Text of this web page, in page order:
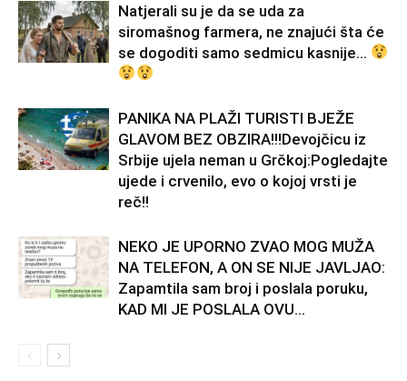
Natjerali su je da se uda za
siromašnog farmera, ne znajući šta će
se dogoditi samo sedmicu kasnije…
PANIKA NA PLAŽI TURISTI BJEŽE
GLAVOM BEZ OBZIRA!!!Devojčicu iz
Srbije ujela neman u Grčkoj:Pogledajte
ujede i crvenilo, evo o kojoj vrsti je
reč!!
NEKO JE UPORNO ZVAO MOG MUŽA
NA TELEFON, A ON SE NIJE JAVLJAO:
Zapamtila sam broj i poslala poruku,
KAD MI JE POSLALA OVU...